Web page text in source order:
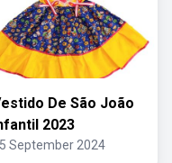
De São João
2023
September 2024